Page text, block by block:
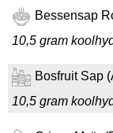
Bessensap
10,5 gram
Bosfruit Sap
10,5 gram